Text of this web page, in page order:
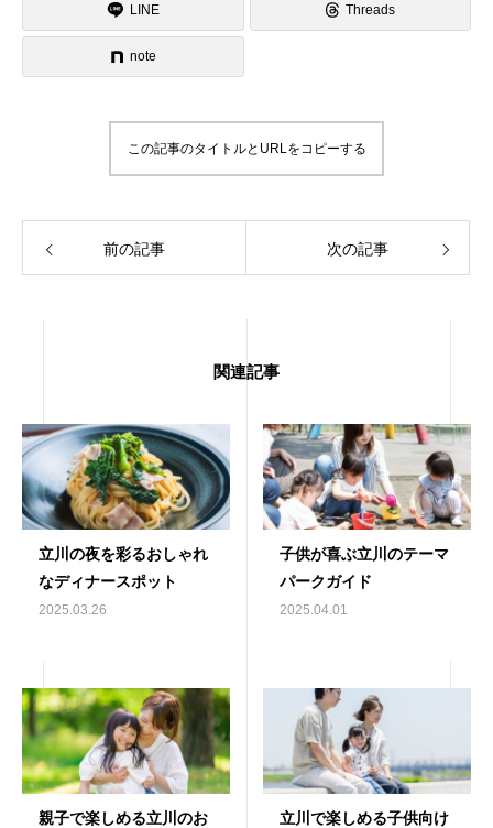
LINE Threads
note
この記事のタイトルとURLをコピーする
前の記事 次の記事
関連記事
立川の夜を彩るおしゃれ
なディナースポット
2025.03.26
子供が喜ぶ立川のテーマ
パークガイド
2025.04.01
親子で楽しめる立川のお
立川で楽しめる子供向け